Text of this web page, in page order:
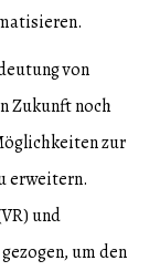
von
Zukunft noch
zur
erweitern.
und
um den